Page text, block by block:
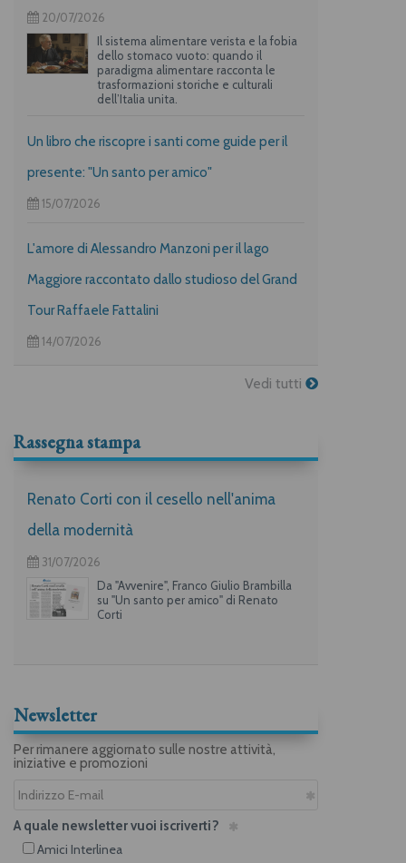
20/07/2026
Il sistema alimentare verista e la fobia
dello stomaco vuoto: quando il
paradigma alimentare racconta le
trasformazioni storiche e culturali
dell’Italia unita.
Un libro che riscopre i santi come guide per il
presente: "Un santo per amico"
15/07/2026
L'amore di Alessandro Manzoni per il lago
Maggiore raccontato dallo studioso del Grand
Tour Raffaele Fattalini
14/07/2026
Vedi tutti
Rassegna stampa
Renato Corti con il cesello nell'anima
della modernità
31/07/2026
Da "Avvenire", Franco Giulio Brambilla
su "Un santo per amico" di Renato
Corti
Newsletter
Per rimanere aggiornato sulle nostre attività,
iniziative e promozioni
A quale newsletter vuoi iscriverti?
Amici Interlinea